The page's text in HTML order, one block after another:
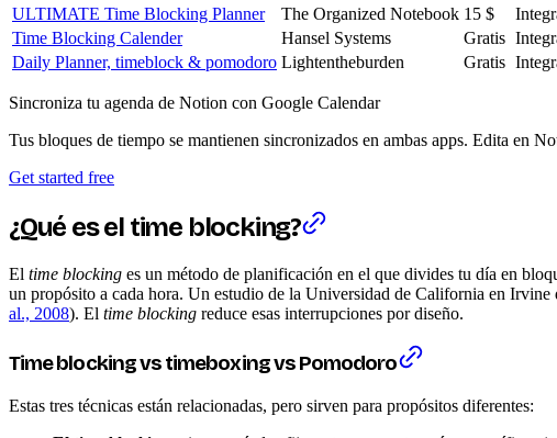
ULTIMATE Time Blocking Planner
The Organized Notebook 15 $
Time Blocking Calender
Hansel Systems Gratis
Daily Planner, timeblock & pomodoro Lightentheburden Gratis
Sincroniza tu agenda de Notion con Google Calendar
Tus bloques de tiempo se mantienen sincronizados en ambas apps. Edita en
Get started free
¿Qué es el time blocking?
El time blocking es un método de planificación en el que divides tu día en
un propósito a cada hora. Un estudio de la Universidad de California en Irvine
al., 2008). El time blocking reduce esas interrupciones por diseño.
Time blockingvstimeboxingvs Pomodoro
Estas tres técnicas están relacionadas, pero sirven para propósitos diferentes: